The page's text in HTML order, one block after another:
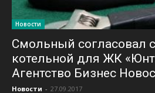
Новости
Смольный согласовал
котельной для ЖК
Агентство Бизнес
Новости - 27.09.2017